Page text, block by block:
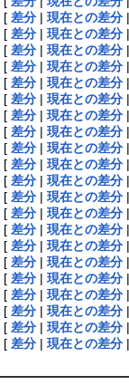
[ 差分| 現在との差分|
[ 差分| 現在との差分|
[ 差分| 現在との差分|
[ 差分| 現在との差分|
[ 差分| 現在との差分|
[ 差分| 現在との差分|
[ 差分| 現在との差分|
[ 差分| 現在との差分|
[ 差分| 現在との差分|
[ 差分| 現在との差分|
[ 差分| 現在との差分|
[ 差分| 現在との差分|
[ 差分| 現在との差分|
[ 差分| 現在との差分|
[ 差分| 現在との差分|
[ 差分| 現在との差分|
[ 差分| 現在との差分|
[ 差分| 現在との差分|
[ 差分| 現在との差分|
[ 差分| 現在との差分|
[ 差分| 現在との差分|